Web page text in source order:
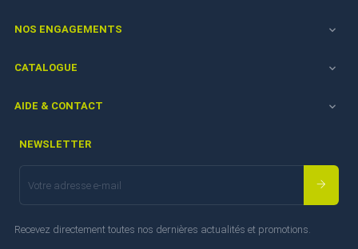
NOS ENGAGEMENTS 
CATALOGUE 
AIDE & CONTACT 
NEWSLETTER
Recevez directement toutes nos dernières actualités et promotions.